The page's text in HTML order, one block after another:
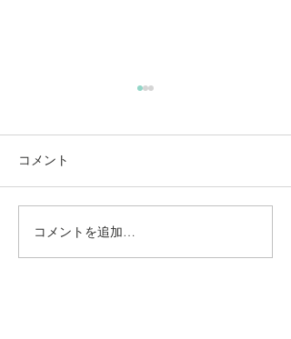
動かないところに、中心
がある。——ロジャース
コメント
コメントを追加…